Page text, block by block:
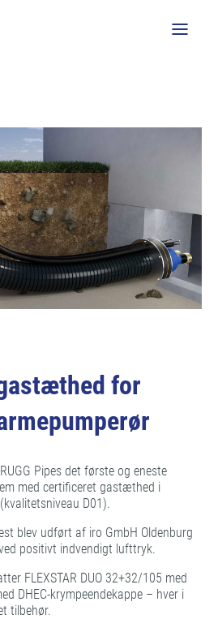
for
Pipes det første og eneste
med certificeret gastæthed i
D01).
blev udført af iro GmbH Oldenburg
positivt indvendigt lufttryk.
FLEXSTAR DUO 32+32/105 med
DHEC-krympeendekappe – hver i
tilbehør.